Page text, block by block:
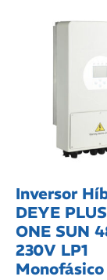
Inversor
DEYE
ONE SUN
230V LP1
Monofásico